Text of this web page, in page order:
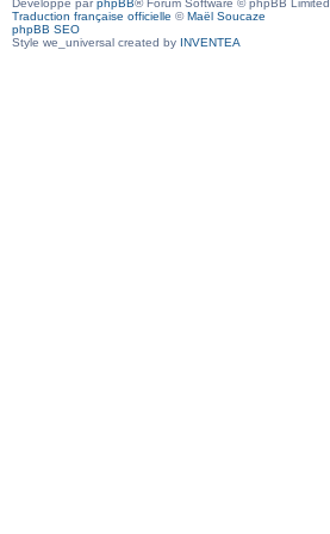
Développé parphpBB® Forum Software © phpBB Limited
Traduction française officielle ©Maël Soucaze
phpBB SEO
Style we_universal created by INVENTEA